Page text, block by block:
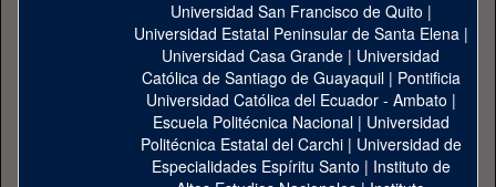
Universidad San Francisco de Quito |
Universidad Estatal Peninsular de Santa Elena|
Universidad Casa Grande | Universidad
Católica de Santiago de Guayaquil| Pontificia
Universidad Católica del Ecuador - Ambato |
Escuela Politécnica Nacional| Universidad
Politécnica Estatal del Carchi| Universidad de
Especialidades Espíritu Santo | Instituto de